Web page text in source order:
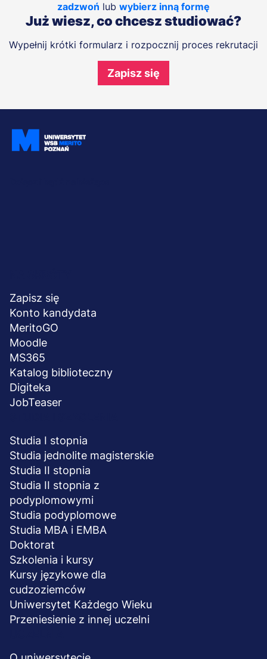
zadzwoń lub wybierz inną formę
Już wiesz, co chcesz studiować?
Wypełnij krótki formularz i rozpocznij proces rekrutacji
Zapisz się
stopka
Zapisz się
Konto kandydata
MeritoGO
Moodle
MS365
Katalog biblioteczny
Digiteka
JobTeaser
Studia I stopnia
Studia jednolite magisterskie
Studia II stopnia
Studia II stopnia z
podyplomowymi
Studia podyplomowe
Studia MBA i EMBA
Doktorat
Szkolenia i kursy
Kursy językowe dla
cudzoziemców
Uniwersytet Każdego Wieku
Przeniesienie z innej uczelni